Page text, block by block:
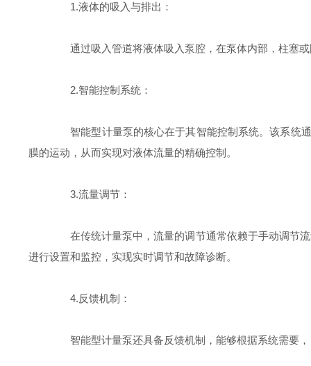
1.液体的吸入与排出：
通过吸入管道将液体吸入泵腔，在泵体内部，柱塞或
2.智能控制系统：
智能型计量泵的核心在于其智能控制系统。该系统通
膜的运动，从而实现对液体流量的精确控制。
3.流量调节：
在传统计量泵中，流量的调节通常依赖于手动调节流
进行设置和监控，实现实时调节和故障诊断。
4.反馈机制：
智能型计量泵还具备反馈机制，能够根据系统需要，